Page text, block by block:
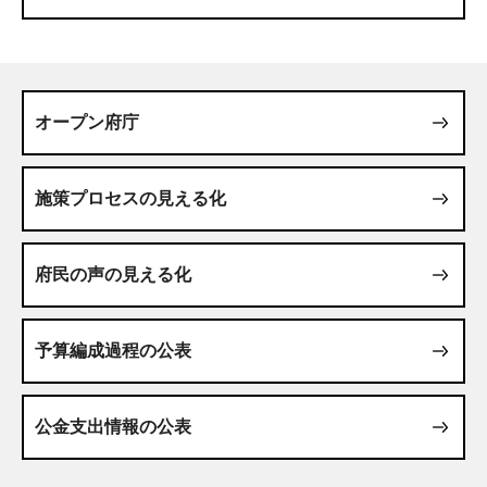
オープン府庁
施策プロセスの見える化
府民の声の見える化
予算編成過程の公表
公金支出情報の公表